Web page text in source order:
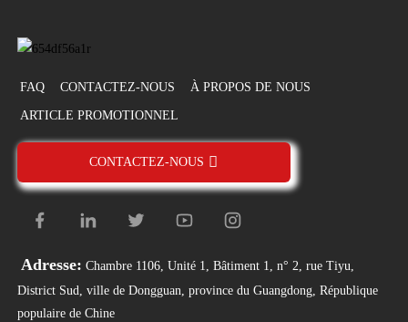
FAQ CONTACTEZ-NOUS À PROPOS DE NOUS
ARTICLE PROMOTIONNEL
CONTACTEZ-NOUS
Adresse: Chambre 1106, Unité 1, Bâtiment 1, n° 2, rue Tiyu,
District Sud, ville de Dongguan, province du Guangdong, République
populaire de Chine